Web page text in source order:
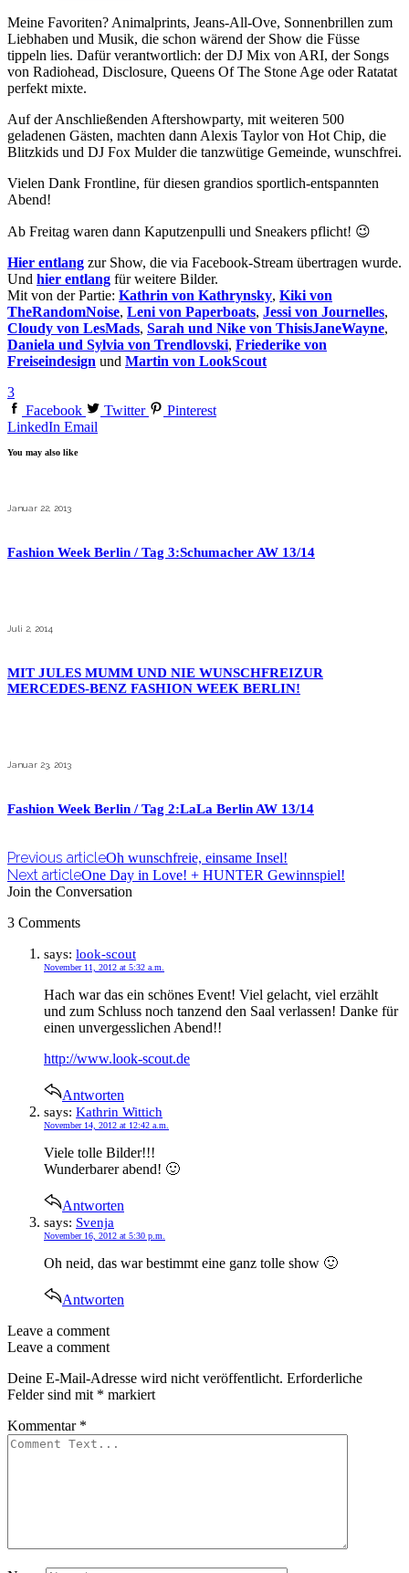
Meine Favoriten? Animalprints, Jeans-All-Ove, Sonnenbrillen zum
Liebhaben und Musik, die schon wärend der Show die Füsse
tippeln lies. Dafür verantwortlich: der DJ Mix von ARI, der Songs
von Radiohead, Disclosure, Queens Of The Stone Age oder Ratatat
perfekt mixte.
Auf der Anschließenden Aftershowparty, mit weiteren 500
geladenen Gästen, machten dann Alexis Taylor von Hot Chip, die
Blitzkids und DJ Fox Mulder die tanzwütige Gemeinde, wunschfrei.
Vielen Dank Frontline, für diesen grandios sportlich-entspannten
Abend!
Ab Freitag waren dann Kaputzenpulli und Sneakers pflicht! 😉
Hier entlang zur Show, die via Facebook-Stream übertragen wurde.
Und hier entlang für weitere Bilder.
Mit von der Partie: Kathrin von Kathrynsky, Kiki von
TheRandomNoise, Leni von Paperboats, Jessi von Journelles,
Cloudy von LesMads, Sarah und Nike von ThisisJaneWayne,
Daniela und Sylvia von Trendlovski, Friederike von
Freiseindesign und Martin von LookScout
3
Facebook
Twitter
Pinterest
LinkedIn Email
You may also like
Januar 22, 2013
Fashion Week Berlin / Tag 3:Schumacher AW 13/14
Juli 2, 2014
MIT JULES MUMM UND NIE WUNSCHFREIZUR
MERCEDES-BENZ FASHION WEEK BERLIN!
Januar 23, 2013
Fashion Week Berlin / Tag 2:LaLa Berlin AW 13/14
Previous articleOh wunschfreie, einsame Insel!
Next articleOne Day in Love! + HUNTER Gewinnspiel!
Join the Conversation
3 Comments
says: look-scout
November 11, 2012 at 5:32 a.m.
Hach war das ein schönes Event! Viel gelacht, viel erzählt
und zum Schluss noch tanzend den Saal verlassen! Danke für
einen unvergesslichen Abend!!
http://www.look-scout.de
Antworten
says: Kathrin Wittich
November 14, 2012 at 12:42 a.m.
Viele tolle Bilder!!!
Wunderbarer abend! 🙂
Antworten
says: Svenja
November 16, 2012 at 5:30 p.m.
Oh neid, das war bestimmt eine ganz tolle show 🙂
Antworten
Leave a comment
Leave a comment
Deine E-Mail-Adresse wird nicht veröffentlicht. Erforderliche
Felder sind mit * markiert
Kommentar *